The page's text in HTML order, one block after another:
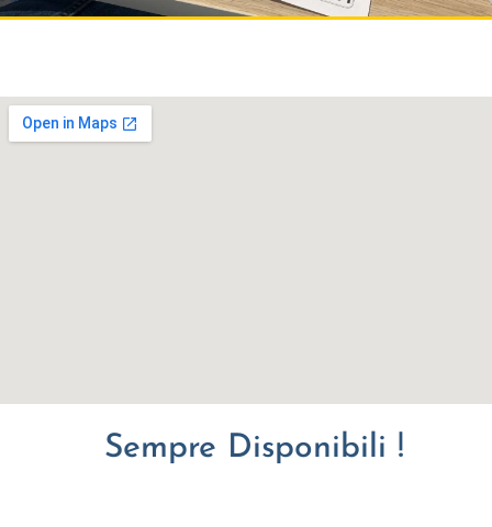
Sempre Disponibili !